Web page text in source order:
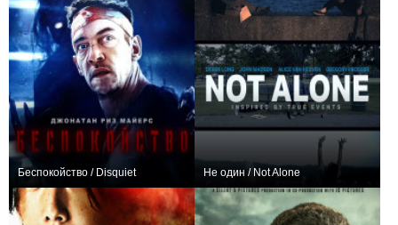
Беспокойство / Disquiet Не один / Not Alone